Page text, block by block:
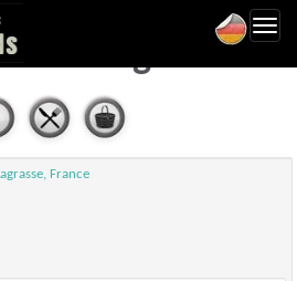
- Lagrasse
France